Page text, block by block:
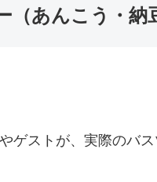
（あんこう・納
ゲストが、実際のバ